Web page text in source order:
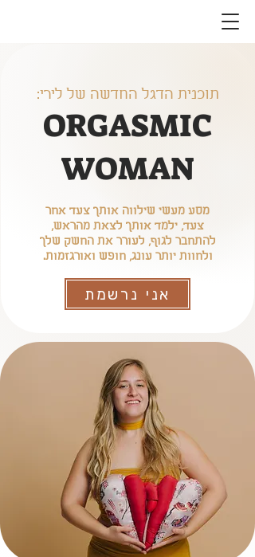
תוכנית הדגל החדשה של לירי:
ORGASMIC
WOMAN
מסע מעשי שילווה אותך צעד אחר
צעד, ילמד אותך לצאת מהראש,
להתחבר לגוף, לעורר את החשק שלך
ולחוות יותר עונג, חופש ואורגזמות.
אני נרשמת